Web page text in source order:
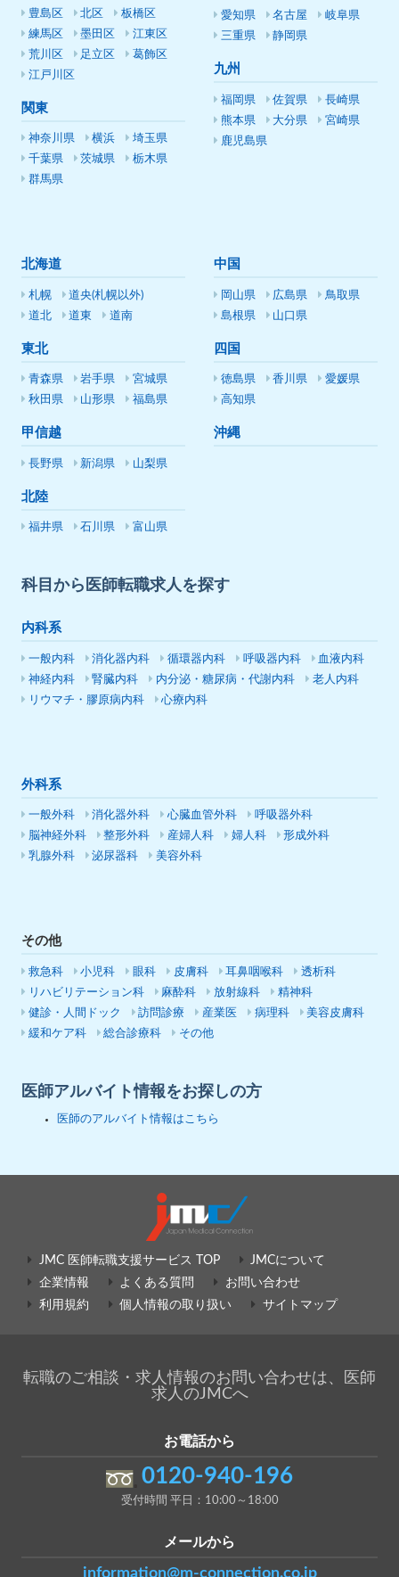
豊島区
北区
板橋区
練馬区
墨田区
江東区
荒川区
足立区
葛飾区
江戸川区
関東
神奈川県 横浜
埼玉県
千葉県
茨城県
栃木県
群馬県
愛知県 名古屋
岐阜県
三重県
静岡県
九州
福岡県 佐賀県
長崎県
熊本県
大分県
宮崎県
鹿児島県
北海道
札幌
道央(札幌以外)
道北
道東 道南
東北
青森県 岩手県
宮城県
秋田県
山形県 福島県
甲信越
長野県 新潟県 山梨県
北陸
福井県 石川県 富山県
中国
岡山県 広島県
鳥取県
島根県
山口県
四国
徳島県 香川県
愛媛県
高知県
沖縄
科目から医師転職求人を探す
内科系
一般内科 消化器内科 循環器内科 呼吸器内科
血液内科
神経内科
腎臓内科 内分泌・糖尿病・代謝内科
老人内科
リウマチ・膠原病内科
心療内科
外科系
一般外科 消化器外科 心臓血管外科
呼吸器外科
脳神経外科
整形外科 産婦人科 婦人科
形成外科
乳腺外科
泌尿器科 美容外科
その他
救急科 小児科 眼科 皮膚科 耳鼻咽喉科
透析科
リハビリテーション科
麻酔科 放射線科
精神科
健診・人間ドック
訪問診療 産業医 病理科
美容皮膚科
緩和ケア科
総合診療科 その他
医師アルバイト情報をお探しの方
医師のアルバイト情報はこちら
JMC 医師転職支援サービス TOP
JMCについて
企業情報
よくある質問
お問い合わせ
利用規約
個人情報の取り扱い サイトマップ
転職のご相談・求人情報のお問い合わせは、医師
求人のJMCへ
お電話から
0120-940-196
受付時間 平日：10:00～18:00
メールから
information@m-connection.co.jp